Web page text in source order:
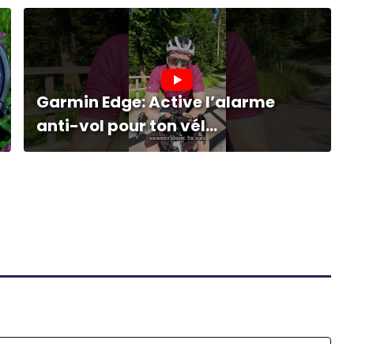
Garmin Edge: Active l’alarme
anti-vol pour ton vél...